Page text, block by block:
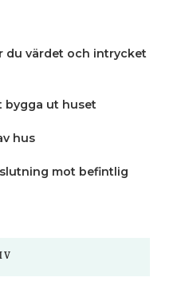
du värdet och intrycket
bygga ut huset
hus
mot befintlig